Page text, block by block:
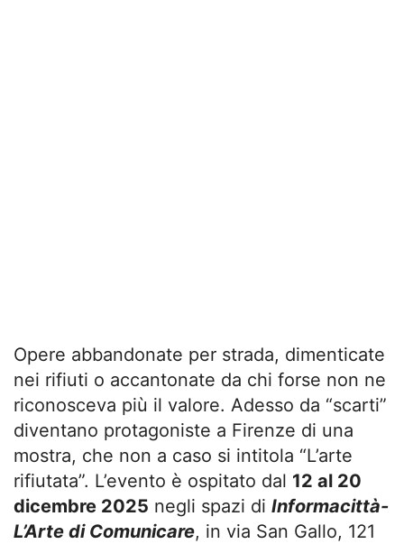
Opere abbandonate per strada, dimenticate
nei rifiuti o accantonate da chi forse non ne
riconosceva più il valore. Adesso da “scarti”
diventano protagoniste a Firenze di una
mostra, che non a caso si intitola “L’arte
rifiutata”. L’evento è ospitato dal 12 al 20
dicembre 2025 negli spazi di Informacittà-
L’Arte di Comunicare, in via San Gallo, 121